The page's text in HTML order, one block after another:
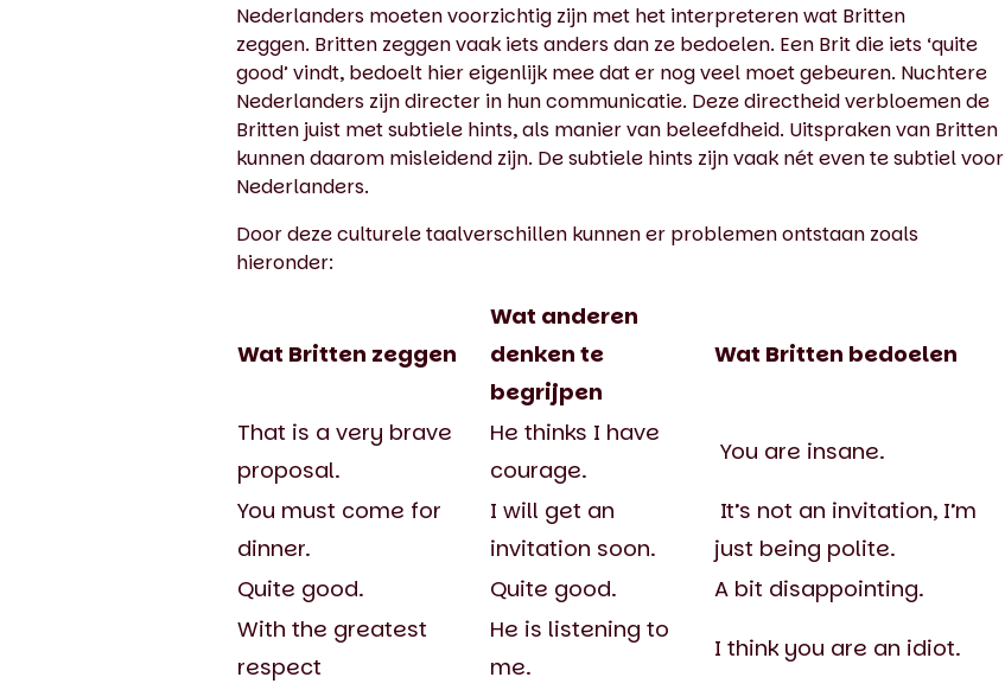
Nederlanders moeten voorzichtig zijn met het interpreteren wat Britten
zeggen. Britten zeggen vaak iets anders dan ze bedoelen. Een Brit die iets ‘quite
good’ vindt, bedoelt hier eigenlijk mee dat er nog veel moet gebeuren. Nuchtere
Nederlanders zijn directer in hun communicatie. Deze directheid verbloemen de
Britten juist met subtiele hints, als manier van beleefdheid. Uitspraken van Britten
kunnen daarom misleidend zijn. De subtiele hints zijn vaak nét even te subtiel voor
Nederlanders.
Door deze culturele taalverschillen kunnen er problemen ontstaan zoals
hieronder:
Wat Britten zeggen
Wat anderen
denken te
begrijpen
Wat Britten bedoelen
That is a very brave
proposal.
He thinks I have
courage.
You are insane.
You must come for
dinner.
I will get an
invitation soon.
It’s not an invitation, I’m
just being polite.
Quite good.
Quite good.
A bit disappointing.
With the greatest
respect
He is listening to
me.
I think you are an idiot.